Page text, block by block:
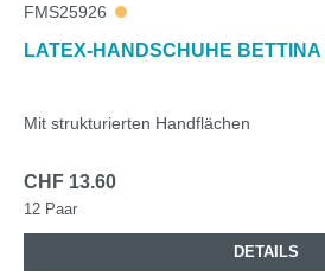
FMS25926
LATEX-HANDSCHUHE
Mit strukturierten Handflächen
CHF 13.60
12 Paar
DETAILS